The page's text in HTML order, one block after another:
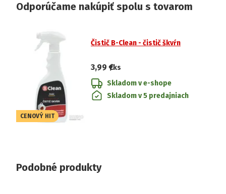
Odporúčame nakúpiť spolu s tovarom
CENOVÝ HIT
Čistič B-Clean - čistič škvŕn
3,99 €/ks
Skladom v e-shope
Skladom v 5 predajniach
Podobné produkty